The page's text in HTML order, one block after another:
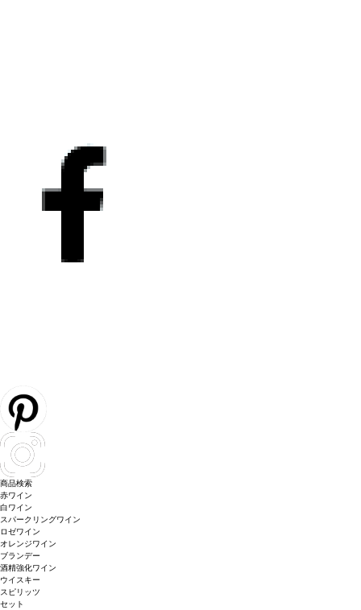
商品検索
赤ワイン
白ワイン
スパークリングワイン
ロゼワイン
オレンジワイン
ブランデー
酒精強化ワイン
ウイスキー
スピリッツ
セット